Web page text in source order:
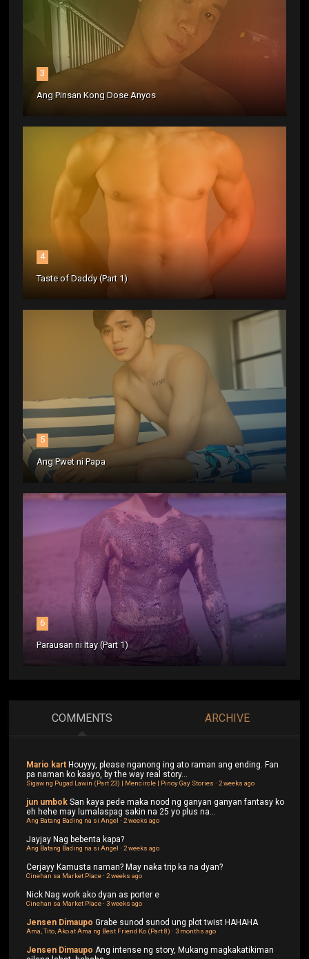
3
Ang Pinsan Kong Dose Anyos
4
Taste of Daddy (Part 1)
5
Ang Pwet ni Papa
6
Parausan ni Itay (Part 1)
COMMENTS ARCHIVE
Mario kart Houyyy, please nganong ing ato raman ang ending. Fan
pa naman ko kaayo, by the way real story...
Sigaw ng Pugad Lawin (Part 23) | Mencircle | Pinoy Gay Stories ·2 weeks ago
jun umbok San kaya pede maka nood ng ganyan ganyan fantasy ko
eh hehe may lumalaspag sakin na 25 yo plus na...
Ang Batang Bading na si Angel ·2 weeks ago
Jayjay Nag bebenta kapa?
Ang Batang Bading na si Angel ·2 weeks ago
Cerjayy Kamusta naman? May naka trip ka na dyan?
Cinehan sa Market Place·2 weeks ago
Nick Nag work ako dyan as porter e
Cinehan sa Market Place·3 weeks ago
Jensen Dimaupo Grabe sunod sunod ung plot twist HAHAHA
Ama, Tito, Ako at Ama ng Best Friend Ko (Part 8) ·3 months ago
Jensen Dimaupo Ang intense ng story, Mukang magkakatikiman